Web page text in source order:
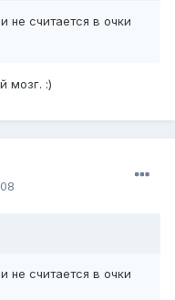
не считается в очки
мозг. :)
не считается в очки